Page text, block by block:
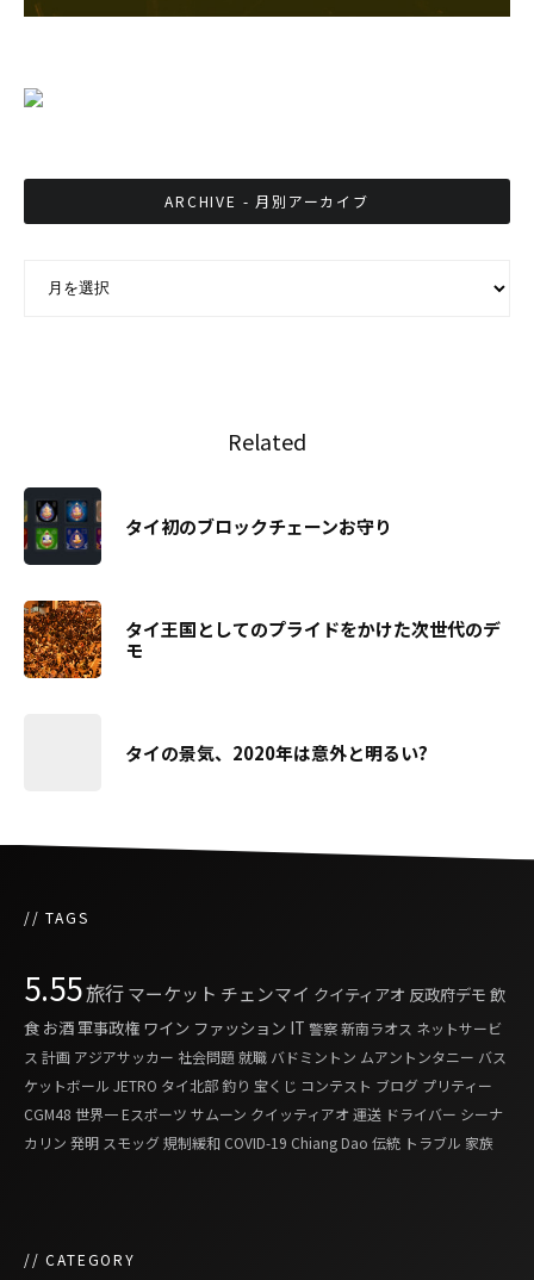
ARCHIVE - 月別アーカイブ
Related
タイ初のブロックチェーンお守り
タイ王国としてのプライドをかけた次世代のデ
モ
タイの景気、2020年は意外と明るい?
// TAGS
5.55旅行マーケット チェンマイ クイティアオ 反政府デモ 飲
食 お酒軍事政権 ワイン ファッション IT 警察新南ラオス ネットサービ
ス 計画 アジアサッカー 社会問題就職 バドミントン ムアントンタニー バス
ケットボール JETRO タイ北部釣り 宝くじ コンテスト ブログ プリティー
CGM48 世界一Eスポーツ サムーン クイッティアオ 運送 ドライバー シーナ
カリン 発明 スモッグ規制緩和 COVID-19 Chiang Dao 伝統 トラブル 家族
// CATEGORY